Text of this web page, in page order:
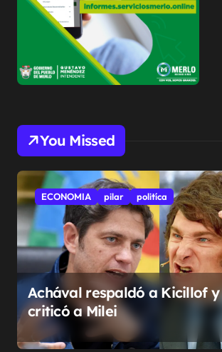
You Missed
ECONOMIA pilar politíca
Achával respaldó a Kicillof y
criticó a Milei